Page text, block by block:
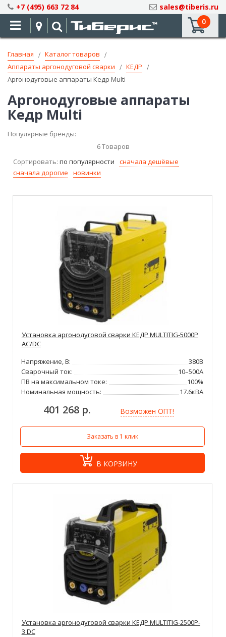
Skip
to
Content
+7 (495) 663 72 84
sales@tiberis.ru
0
Главная
Каталог товаров
Аппараты аргонодуговой сварки
КЕДР
Аргонодуговые аппараты Кедр Multi
Аргонодуговые аппараты
Кедр Multi
Популярные бренды:
6Товаров
Сортировать: по популярности
сначала дешёвые
сначала дорогие
новинки
Установка аргонодуговой сварки КЕДР MULTITIG-5000P
AC/DC
Напряжение, В:
380В
Сварочный ток:
10–500А
ПВ на максимальном токе:
100%
Номинальная мощность:
17.6кВА
401 268 р. Возможен ОПТ!
Заказать в 1 клик
В КОРЗИНУ
Установка аргонодуговой сварки КЕДР MULTITIG-2500P-
3 DC